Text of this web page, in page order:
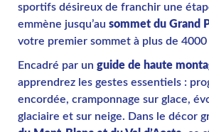
sportifs désireux de franchir une
emmène jusqu’au sommet du Grand
votre premier sommet à plus de 4000
Encadré par un guide de haute
apprendrez les gestes essentiels :
encordée, cramponnage sur glace,
glaciaire et sur neige. Dans le décor